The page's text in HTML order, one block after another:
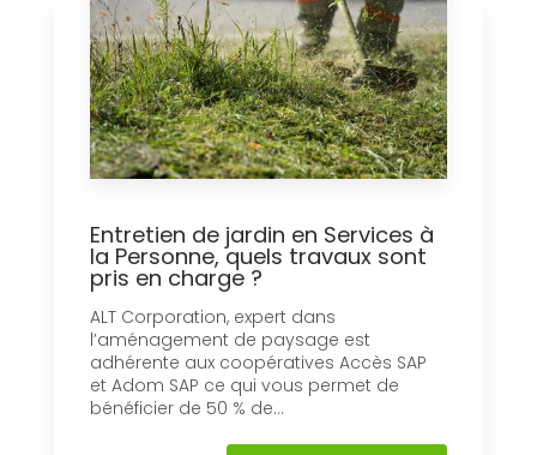
Entretien de jardin en Services à
la Personne, quels travaux sont
pris en charge ?
ALT Corporation, expert dans
l’aménagement de paysage est
adhérente aux coopératives Accès SAP
et Adom SAP ce qui vous permet de
bénéficier de 50 % de...